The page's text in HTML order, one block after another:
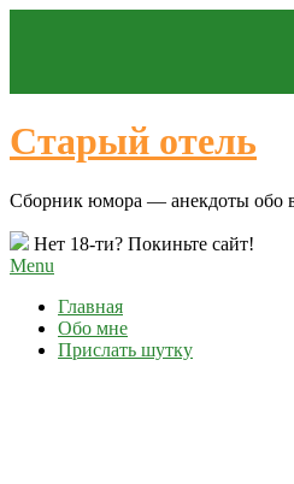
Старый отель
Сборник юмора — анекдоты обо
Нет 18-ти? Покиньте сайт!
Menu
Главная
Обо мне
Прислать шутку